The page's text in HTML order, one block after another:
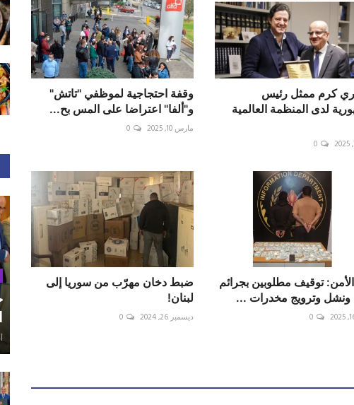
كرم ممثل رئيس
لدى المنظمة العالمية
0
وقفة احتجاجية لموظفي "تاتش"
و"ألفا" اعتراضا على المس بح...
مارس 10, 2025 0
توقيف مطلوبين بجرائم
وترويج مخدرات ...
0
ضبط دخان مهرّب من سوريا إلى
لبنان!
ديسمبر 26, 2024 0